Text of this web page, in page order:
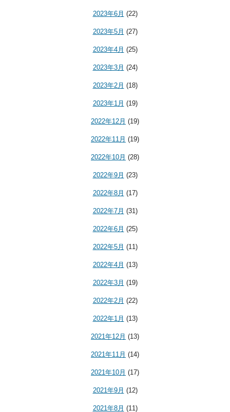
2023年6月 (22)
2023年5月 (27)
2023年4月 (25)
2023年3月 (24)
2023年2月 (18)
2023年1月 (19)
2022年12月 (19)
2022年11月 (19)
2022年10月 (28)
2022年9月 (23)
2022年8月 (17)
2022年7月 (31)
2022年6月 (25)
2022年5月 (11)
2022年4月 (13)
2022年3月 (19)
2022年2月 (22)
2022年1月 (13)
2021年12月 (13)
2021年11月 (14)
2021年10月 (17)
2021年9月 (12)
2021年8月 (11)